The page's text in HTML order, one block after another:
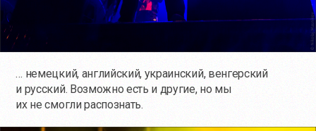
… немецкий, английский, украинский, венгерский
и русский. Возможно есть и другие, но мы
их не смогли распознать.